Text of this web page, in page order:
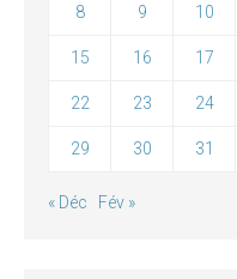
8 9 10
15 16 17
22 23 24
29 30 31
« Déc Fév »